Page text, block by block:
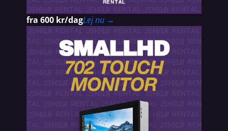
fra 600 kr/dagLej nu →